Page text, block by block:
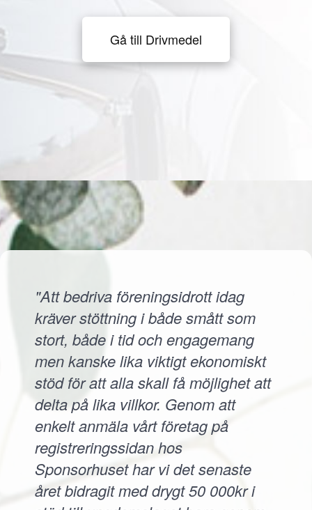
Gå till Drivmedel
"Att bedriva föreningsidrott idag
kräver stöttning i både smått som
stort, både i tid och engagemang
men kanske lika viktigt ekonomiskt
stöd för att alla skall få möjlighet att
delta på lika villkor. Genom att
enkelt anmäla vårt företag på
registreringssidan hos
Sponsorhuset har vi det senaste
året bidragit med drygt 50 000kr i